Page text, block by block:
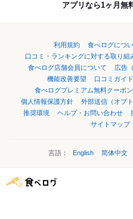
アプリなら1ヶ月無
利用規約 食べログにつ
口コミ・ランキングに対する取り組
食べログ店舗会員について
広告
機能改善要望
口コミガイ
食べログプレミアム無料クーポン
個人情報保護方針
外部送信（オプト
推奨環境
ヘルプ・お問い合わせ
サイトマップ
言語： English 简体中文